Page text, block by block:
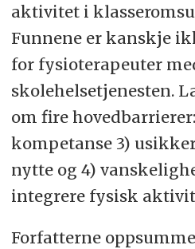
aktivitet i
Funnene er kanskje
for fysioterapeuter
skolehelsetjenesten.
om fire
kompetanse 3)
nytte og 4)
integrere fysisk
Forfatterne